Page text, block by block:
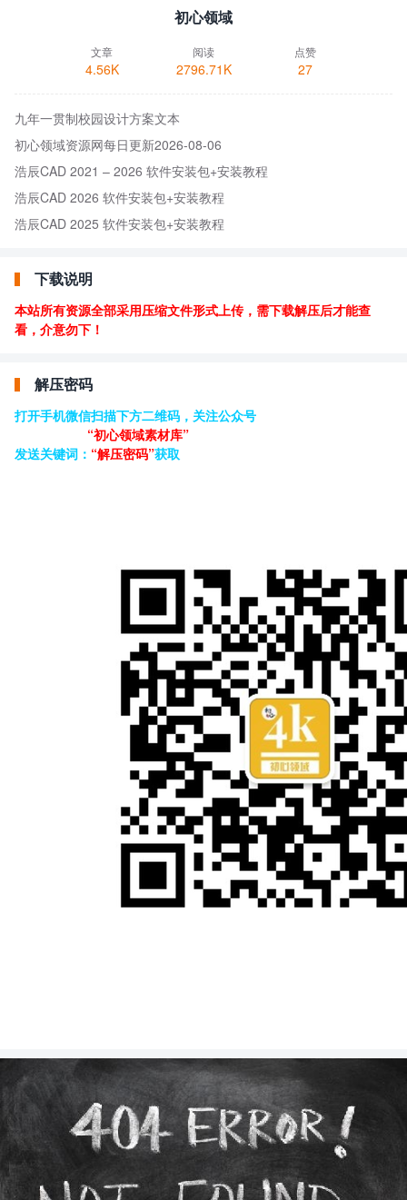
初心领域
文章
4.56K
阅读
2796.71K
点赞
27
九年一贯制校园设计方案文本
初心领域资源网每日更新2026-08-06
浩辰CAD 2021 – 2026 软件安装包+安装教程
浩辰CAD 2026 软件安装包+安装教程
浩辰CAD 2025 软件安装包+安装教程
下载说明
本站所有资源全部采用压缩文件形式上传，需下载解压后才能查
看，介意勿下！
解压密码
打开手机微信扫描下方二维码，关注公众号
“初心领域素材库”
发送关键词： “解压密码”获取